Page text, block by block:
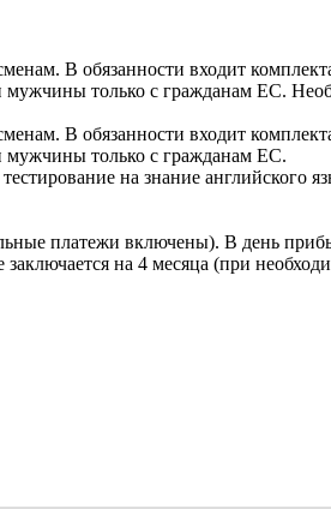
В обязанности входит
только с гражданам ЕС.
В обязанности входит
мужчины только с гражданам ЕС.
на знание английского
платежи включены). В день
на 4 месяца (при